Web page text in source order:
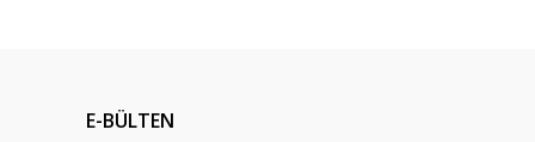
Ürün bilgilerinde hatalar bulunuyor.
E-BÜLTEN